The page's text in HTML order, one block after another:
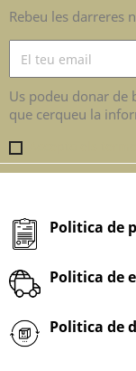
Rebeu les darreres
Us podeu donar de
que cerqueu la
Politica de
Politica de
Politica de